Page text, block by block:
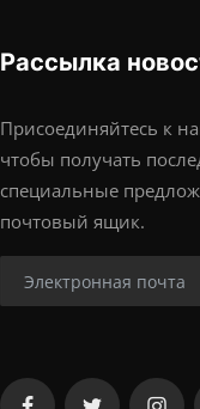
Рассылка
Присоединяйтесь к
чтобы получать
специальные
почтовый ящик.